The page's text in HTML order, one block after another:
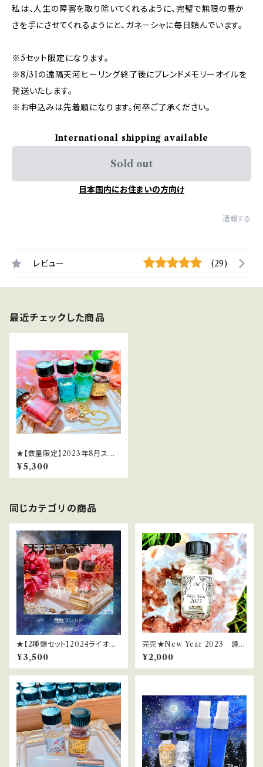
私は、人生の障害を取り除いてくれるように、完璧で無限の豊か
さを手にさせてくれるようにと、ガネーシャに毎日頼んでいます。
※5セット限定になります。
※8/31の遠隔天河ヒーリング終了後にブレンドメモリーオイルを
発送いたします。
※お申込みは先着順になります。何卒ご了承ください。
International shipping available
Sold out
日本国内にお住まいの方向け
通報する
レビュー (29)
最近チェックした商品
★【数量限定】2023年8月スー
パームーン＆ブルームーンのミ
ラクル引き寄せセット
¥5,300
同じカテゴリの商品
★【2種類セット】2024ライオン
ズゲートサポートスプレー
¥3,500
完売★New Year 2023 謹賀
新年2023（2023年新春限定オ
イル）
¥2,000